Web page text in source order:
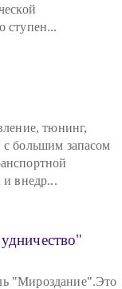
ступен...
тюнинг,
с большим запасом
и внедр...
"Мироздание".Это